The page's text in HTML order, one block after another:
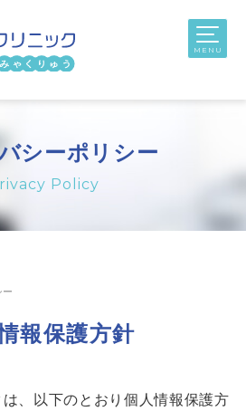
toggle
MENU
シーポリシー
Policy
報保護方針
、以下のとおり個人情報保護方